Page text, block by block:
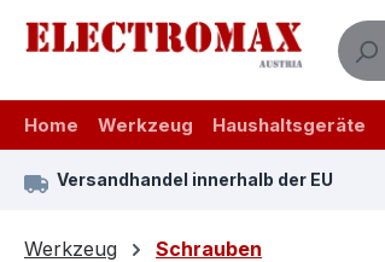
Hauptinhalt springen
Zur Suche springen
Zur Hauptnavigation springen
Home Werkzeug Haushaltsgeräte
Versandhandel innerhalb der EU
Werkzeug Schrauben